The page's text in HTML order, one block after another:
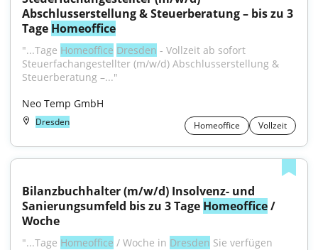
Abschlusserstellung & Steuerberatung – bis zu 3
Tage Homeoffice
"...Tage Homeoffice Dresden - Vollzeit ab sofort
Steuerfachangestellter (m/w/d) Abschlusserstellung &
Steuerberatung –..."
Neo Temp GmbH
Dresden Homeoffice Vollzeit
Bilanzbuchhalter (m/w/d) Insolvenz- und
Sanierungsumfeld bis zu 3 Tage Homeoffice /
Woche
"...Tage Homeoffice / Woche in Dresden Sie verfügen